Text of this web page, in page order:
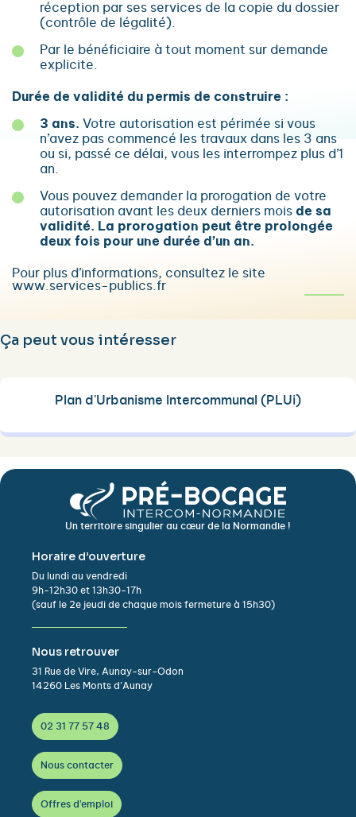
réception par ses services de la copie du dossier
(contrôle de légalité).
Par le bénéficiaire à tout moment sur demande
explicite.
Durée de validité du permis de construire :
3 ans. Votre autorisation est périmée si vous
n’avez pas commencé les travaux dans les 3 ans
ou si, passé ce délai, vous les interrompez plus d’1
an.
Vous pouvez demander la prorogation de votre
autorisation avant les deux derniers mois de sa
validité. La prorogation peut être prolongée
deux fois pour une durée d’un an.
Pour plus d’informations, consultez le site
www.services-publics.fr
Ça peut vous intéresser
Plan d'Urbanisme Intercommunal (PLUi)
Un territoire singulier au cœur de la Normandie !
Horaire d’ouverture
Du lundi au vendredi
9h-12h30 et 13h30-17h
(sauf le 2e jeudi de chaque mois fermeture à 15h30)
Nous retrouver
31 Rue de Vire, Aunay-sur-Odon
14260 Les Monts d’Aunay
02 31 77 57 48
Nous contacter
Offres d'emploi